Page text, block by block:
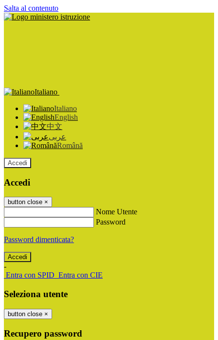
Salta al contenuto
Italiano
Italiano
English
中文
عربى
Română
Accedi
Accedi
button close ×
Nome Utente
Password
Password dimenticata?
-
Entra con SPID Entra con CIE
Seleziona utente
button close ×
Recupero password